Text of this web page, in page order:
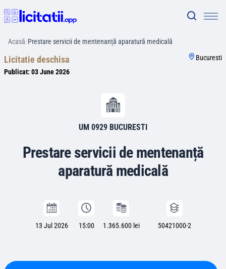
Acasă/Prestare servicii de mentenanță aparatură medicală
Licitatie deschisa
Publicat: 03 June 2026
Bucuresti
UM 0929 BUCURESTI
Prestare servicii de mentenanță
aparatură medicală
13 Jul 2026 15:00 1.365.600 lei 50421000-2